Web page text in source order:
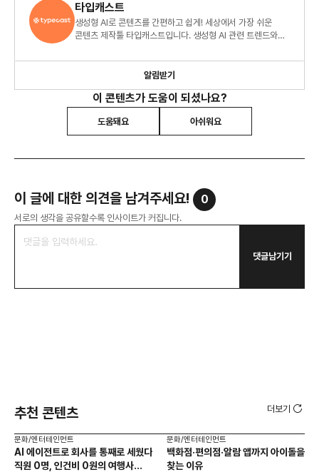
타입캐스트
생성형 AI로 콘텐츠를 간편하고 쉽게! 세상에서 가장 쉬운
콘텐츠 제작툴 타입캐스트입니다. 생성형 AI 관련 트렌드와
알림받기
이 콘텐츠가 도움이 되셨나요?
도움돼요 아쉬워요
이 글에 대한 의견을 남겨주세요! 0
서로의 생각을 공유할수록 인사이트가 커집니다.
댓글남기기
추천 콘텐츠 더보기
문화/엔터테인먼트
AI 에이전트로 회사를 통째로 세웠다
직원 0명, 인건비 0원의 여행사
문화/엔터테인먼트
백화점·편의점·알람 앱까지 아이돌을
찾는 이유